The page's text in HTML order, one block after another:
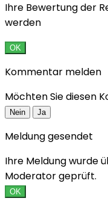
Ihre Bewertung der
werden
OK
Kommentar melden
Möchten Sie diesen
Nein Ja
Meldung gesendet
Ihre Meldung wurde
Moderator geprüft.
OK